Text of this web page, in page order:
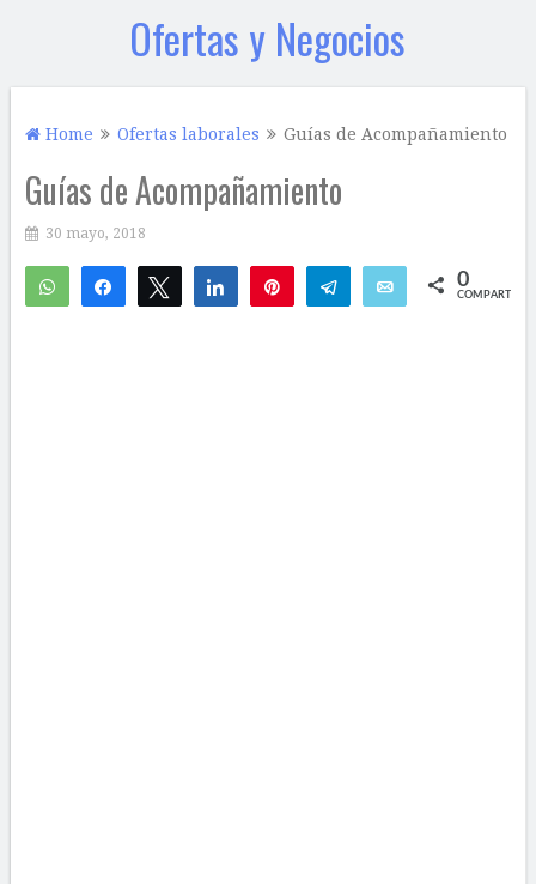
Ofertas y Negocios
Home Ofertas laborales Guías de Acompañamiento
Guías de Acompañamiento
30 mayo, 2018
WhatsAppCompartirTwittear Compartir Telegram Email 0
COMPARTIR